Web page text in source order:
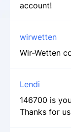
account!
wirwetten
Wir-Wetten
Lendi
146700 is
Thanks for